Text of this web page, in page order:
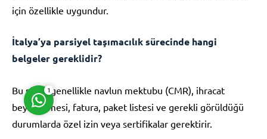
için özellikle uygundur.
İtalya’ya parsiyel taşımacılık sürecinde hangi
belgeler gereklidir?
Bu süreç genellikle navlun mektubu (CMR), ihracat
beyannamesi, fatura, paket listesi ve gerekli görüldüğü
durumlarda özel izin veya sertifikalar gerektirir.
1